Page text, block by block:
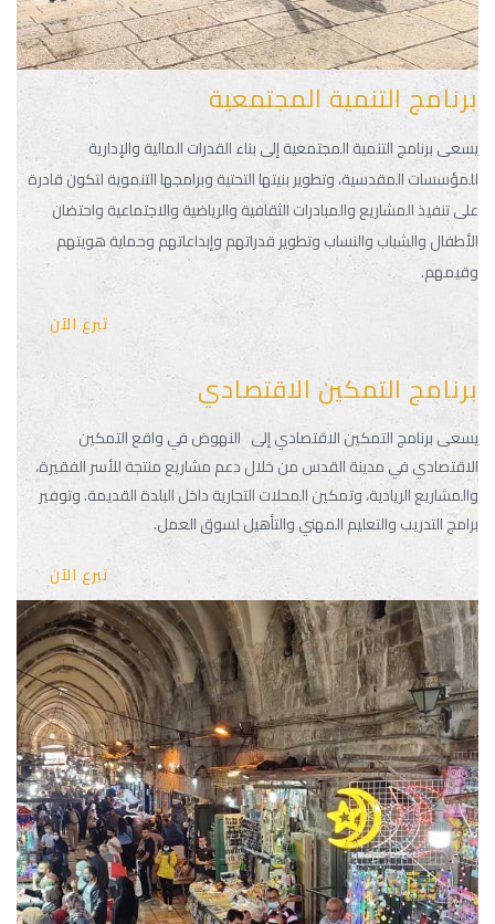
برنامج التنمية المجتمعية
يسعى برنامج التنمية المجتمعية إلى بناء القدرات المالية والإدارية
للمؤسسات المقدسية، وتطوير بنيتها التحتية وبرامجها التنموية لتكون قادرة
على تنفيذ المشاريع والمبادرات الثقافية والرياضية والاجتماعية واحتضان
الأطفال والشباب والنساب وتطوير قدراتهم وإبداعاتهم وحماية هويتهم
وقيمهم.
تبرع الآن
برنامج التمكين الاقتصادي
يسعى برنامج التمكين الاقتصادي إلى النهوض في واقع التمكين
الاقتصادي في مدينة القدس من خلال دعم مشاريع منتجة للأسر الفقيرة،
والمشاريع الريادية، وتمكين المحلات التجارية داخل البلدة القديمة. وتوفير
برامج التدريب والتعليم المهني والتأهيل لسوق العمل.
تبرع الآن